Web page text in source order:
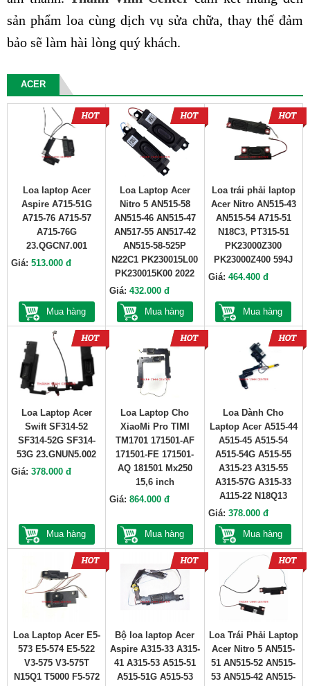
sản phẩm loa cùng dịch vụ sửa chữa, thay thế đảm
bảo sẽ làm hài lòng quý khách.
ACER
Loa laptop Acer
Aspire A715-51G
A715-76 A715-57
A715-76G
23.QGCN7.001
Giá: 513.000 đ
Mua hàng
Loa Laptop Acer
Nitro 5 AN515-58
AN515-46 AN515-47
AN517-55 AN517-42
AN515-58-525P
N22C1 PK230015L00
PK230015K00 2022
Giá:432.000 đ
Mua hàng
Loa trái phải laptop
Acer Nitro AN515-43
AN515-54 A715-51
N18C3, PT315-51
PK23000Z300
PK23000Z400 594J
Giá: 464.400 đ
Mua hàng
Loa Laptop Acer
Swift SF314-52
SF314-52G SF314-
53G 23.GNUN5.002
Giá: 378.000 đ
Mua hàng
Loa Laptop Cho
XiaoMi Pro TIMI
TM1701 171501-AF
171501-FE 171501-
AQ 181501 Mx250
15,6 inch
Giá:864.000 đ
Mua hàng
Loa Dành Cho
Laptop Acer A515-44
A515-45 A515-54
A515-54G A515-55
A315-23 A315-55
A315-57G A315-33
A115-22 N18Q13
Giá: 378.000 đ
Mua hàng
Loa Laptop Acer E5-
573 E5-574 E5-522
V3-575 V3-575T
N15Q1 T5000 F5-572
Bộ loa laptop Acer
Aspire A315-33 A315-
41 A315-53 A515-51
A515-51G A515-53
Loa Trái Phải Laptop
Acer Nitro 5 AN515-
51 AN515-52 AN515-
53 AN515-42 AN515-